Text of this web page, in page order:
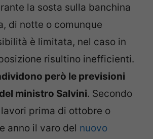
la sosta sulla banchina
di notte o comunque
è limitata, nel caso in
risultino inefficienti.
però le previsioni
ministro Salvini. Secondo
prima di ottobre o
anno il varo del nuovo